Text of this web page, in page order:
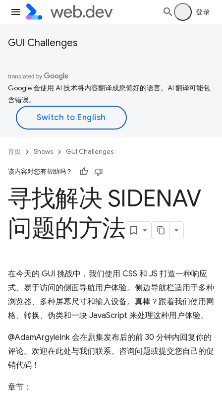
登录
GUI Challenges
Google 会使用 AI 技术将内容翻译成您偏好的语言。AI 翻译可能包
含错误。
首页 Shows GUI Challenges
该内容对您有帮助吗？
寻找解决 SIDENAV
问题的方法
在今天的 GUI 挑战中，我们使用 CSS 和 JS 打造一种响应
式、易于访问的侧面导航用户体验。侧边导航栏适用于多种
浏览器、多种屏幕尺寸和输入设备。真棒？跟着我们使用网
格、转换、伪类和一块 JavaScript 来处理这种用户体验。
@AdamArgyleInk 会在剧集发布后的前 30 分钟内回复你的
评论。欢迎在此处与我们联系、咨询问题或提交您自己的促
销代码！
章节：